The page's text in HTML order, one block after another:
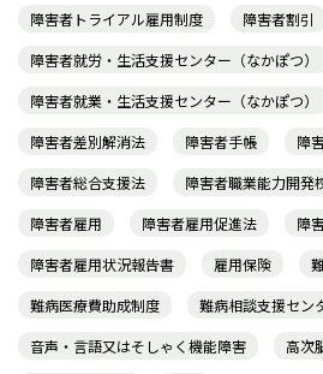
障害者トライアル雇用制度
障害者割引
障害者就労・生活支援センター（なかぽつ）
障害者就業・生活支援センター（なかぽつ）
障害者差別解消法
障害者手帳 障
障害者総合支援法
障害者職業能力開発
障害者雇用
障害者雇用促進法
障
障害者雇用状況報告書
雇用保険
難病医療費助成制度
難病相談支援セン
音声・言語又はそしゃく機能障害
高次